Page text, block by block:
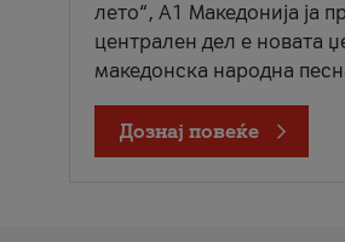
лето“, А1 Македонија ја
централен дел е новата
македонска народна
Дознај повеќе